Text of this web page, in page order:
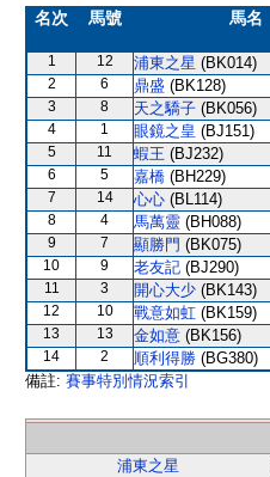
名次 馬號 馬名
1 12 浦東之星 (BK014)
2
6 鼎盛 (BK128)
3
8 天之驕子 (BK056)
4
1 眼鏡之皇 (BJ151)
5
11 蝦王 (BJ232)
6
5 嘉橋 (BH229)
7
14 心心 (BL114)
8
4 馬萬靈 (BH088)
9
7 顯勝門 (BK075)
10
9 老友記 (BJ290)
11
3 開心大少 (BK143)
12
10 戰意如虹 (BK159)
13
13 金如意 (BK156)
14
2 順利得勝 (BG380)
備註: 賽事特別情況索引
浦東之星